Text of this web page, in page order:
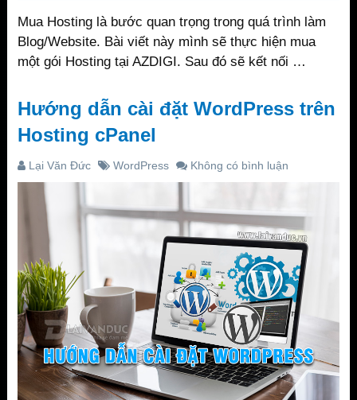
Mua Hosting là bước quan trọng trong quá trình làm
Blog/Website. Bài viết này mình sẽ thực hiện mua
một gói Hosting tại AZDIGI. Sau đó sẽ kết nối …
Hướng dẫn cài đặt WordPress trên
Hosting cPanel
Lại Văn Đức WordPress Không có bình luận